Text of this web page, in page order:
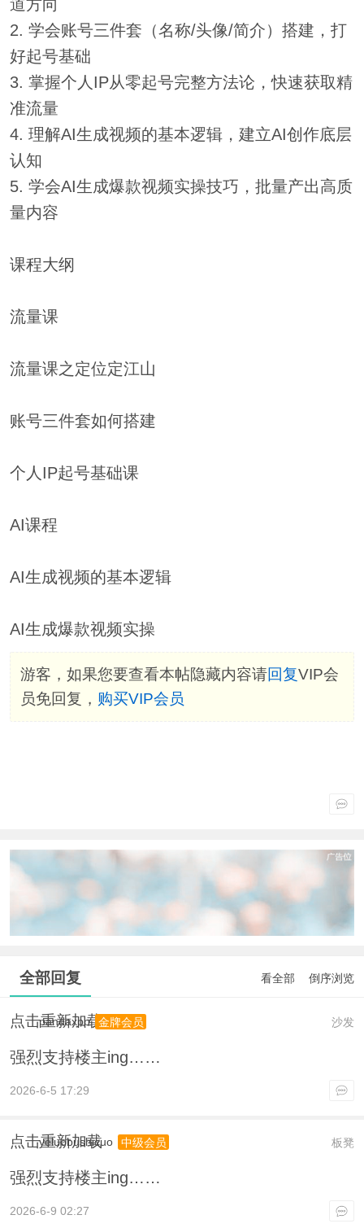
道方向
2. 学会账号三件套（名称/头像/简介）搭建，打
好起号基础
3. 掌握个人IP从零起号完整方法论，快速获取精
准流量
4. 理解AI生成视频的基本逻辑，建立AI创作底层
认知
5. 学会AI生成爆款视频实操技巧，批量产出高质
量内容
课程大纲
流量课
流量课之定位定江山
账号三件套如何搭建
个人IP起号基础课
AI课程
AI生成视频的基本逻辑
AI生成爆款视频实操
游客，如果您要查看本帖隐藏内容请回复VIP会
员免回复， 购买VIP会员
全部回复 看全部 倒序浏览
点击重新加载 沙发
pandaxpp 金牌会员
强烈支持楼主ing……
2026-6-5 17:29
点击重新加载 板凳
yeluobushicuo 中级会员
强烈支持楼主ing……
2026-6-9 02:27